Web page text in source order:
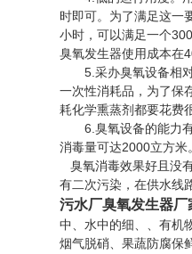
时即可。为了满足这一
小时，可以满足一个
臭氧发生器使用成本在
5.采办臭氧设备相对
一次性消耗品，为了保
耗化学熏蒸剂都要花费
6.臭氧设备的能力有
消毒量可达2000立方米
臭氧消毒效果好且没
有二次污染，在供水线
污水厂臭氧发生器
中、水中的细、、有机
烟气脱硝、果蔬防腐保